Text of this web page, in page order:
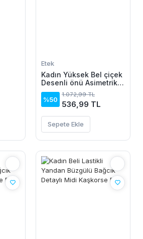
Etek
Kadın Yüksek Bel çiçek
Desenli önü Asimetrik
Detaylı Uzun Süprem
Etek
%50
1.072,99 TL
536,99 TL
Sepete Ekle